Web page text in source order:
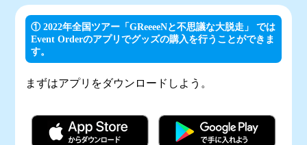
① 2022年全国ツアー「GReeeeNと不思議な大脱走」 では
Event Orderのアプリでグッズの購入を行うことができま
す。
まずはアプリをダウンロードしよう。